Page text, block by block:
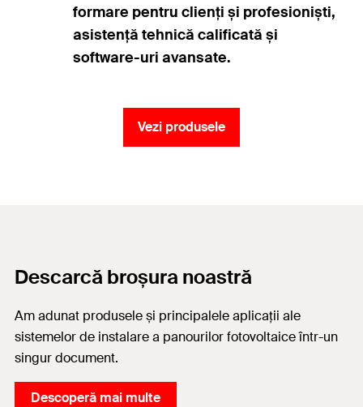
formare pentru clienți și profesioniști,
asistență tehnică calificată și
software-uri avansate.
Vezi produsele
Descarcă broșura noastră
Am adunat produsele și principalele aplicații ale
sistemelor de instalare a panourilor fotovoltaice într-un
singur document.
Descoperă mai multe